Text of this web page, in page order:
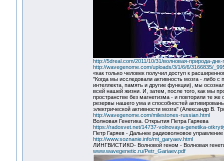
http://5dreal.com/2011/10/31/волновая-природа-днк-
http://wavegenome.com/uploads/3/1/6/6/3166835/
«как только человек получил доступ к
"Когда мы исследовали активность мозга - либо
интеллекта, память и другие функции), мы
всей нашей жизни. И, затем, после того, как мы
пространстве без магнетизма - и повторили те
резервы нашего ума и способностей
электрической активности мозга" (Александр В.
http://wavegenome.com/milestones-russian.html
Волновая Генетика. Открытия Петра Гаряева
https://radosvet.net/14737-volnovaya-genetika-
Петр Гаряев - Дальнее радиоволновое
http://www.soznanie.info/mt_garyaev.html
ЛИНГВИСТИКО- Волновой геном - Волновая
www.wavegenetic.ru/Petr_Gariaev.pdf